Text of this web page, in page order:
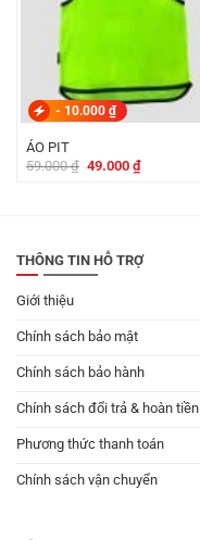
- 10.000 ₫
ÁO PIT
59.000₫ Giá
49.000 ₫Giá
hiện
THÔNG TIN HỖ TRỢ
Giới thiệu
Chính sách bảo mật
Chính sách bảo hành
Chính sách đổi trả & hoàn tiền
Phương thức thanh toán
Chính sách vận chuyển